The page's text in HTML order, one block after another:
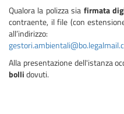
Qualora la polizza sia firmata
contraente, il file (con
all’indirizzo:
Alla presentazione dell'istanza
bollidovuti.